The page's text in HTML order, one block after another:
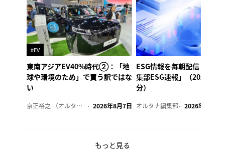
#EV
東南アジアEV40%時代②：「地
球や環境のため」で買う訳ではな
い
京正裕之 （オルタナ副編集長） 2026年8月7日
ESG情報を毎朝配信「オル
集部ESG速報」（2026年8
分）
オルタナ編集部 2026年8月7日
もっと見る